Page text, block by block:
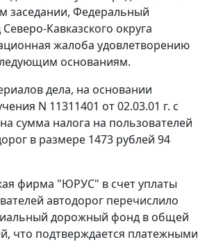
заседании, Федеральный
Кавказского округа
жалоба удовлетворению
основаниям.
дела, на основании
N 11311401 от 02.03.01 г. с
сумма налога на пользователей
в размере 1473 рублей 94
фирма "ЮРУС" в счет уплаты
автодорог перечислило
дорожный фонд в общей
что подтверждается платежными